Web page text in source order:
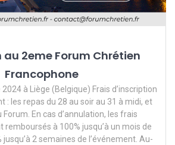
2eme Forum Chrétien
Francophone
à Liège (Belgique) Frais d’inscription
: les repas du 28 au soir au 31 à midi, et
Forum. En cas d’annulation, les frais
remboursés à 100% jusqu’à un mois de
jusqu’à 2 semaines de l’événement. Au-